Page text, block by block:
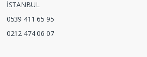
İSTANBUL
0539 411 65 95
0212 474 06 07